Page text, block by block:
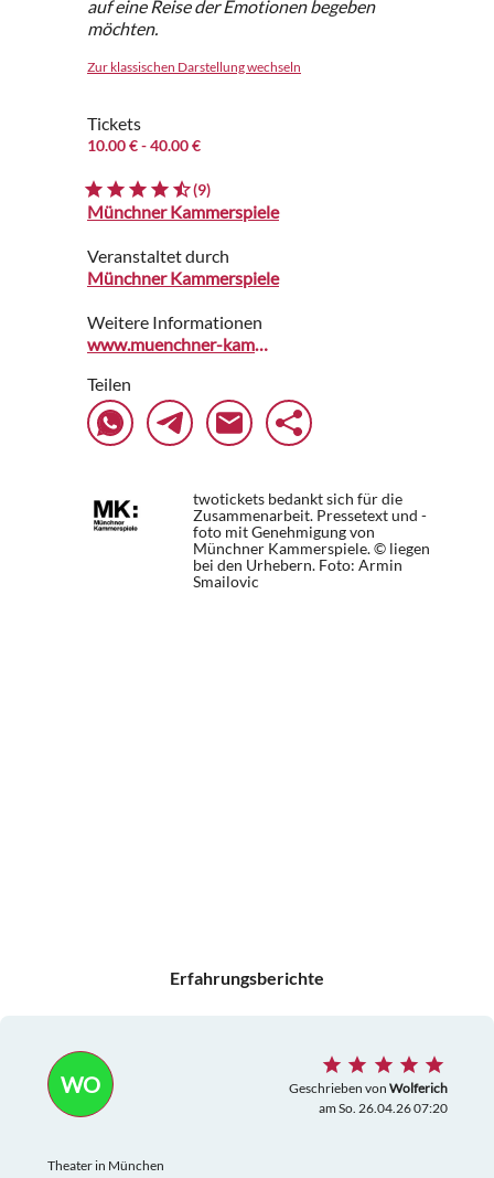
auf eine Reise der Emotionen begeben
möchten.
Zur klassischen Darstellung wechseln
Tickets
10.00 €- 40.00 €
(9)
Münchner Kammerspiele
Veranstaltet durch
Münchner Kammerspiele
Weitere Informationen
www.muenchner-kammerspiele.de
Teilen
twotickets bedankt sich für die
Zusammenarbeit. Pressetext und -
foto mit Genehmigung von
Münchner Kammerspiele. © liegen
bei den Urhebern. Foto: Armin
Smailovic
Erfahrungsberichte
WO Geschrieben von Wolferich
am So. 26.04.26 07:20
Theater in München